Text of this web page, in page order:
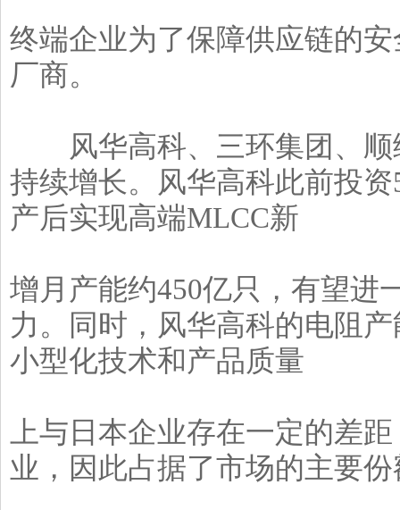
终端企业为了保障供应链的
厂商。
风华高科、三环集团、顺
持续增长。风华高科此前投
产后实现高端MLCC新
增月产能约450亿只，有望进
力。同时，风华高科的电阻
小型化技术和产品质量
上与日本企业存在一定的差
业，因此占据了市场的主要